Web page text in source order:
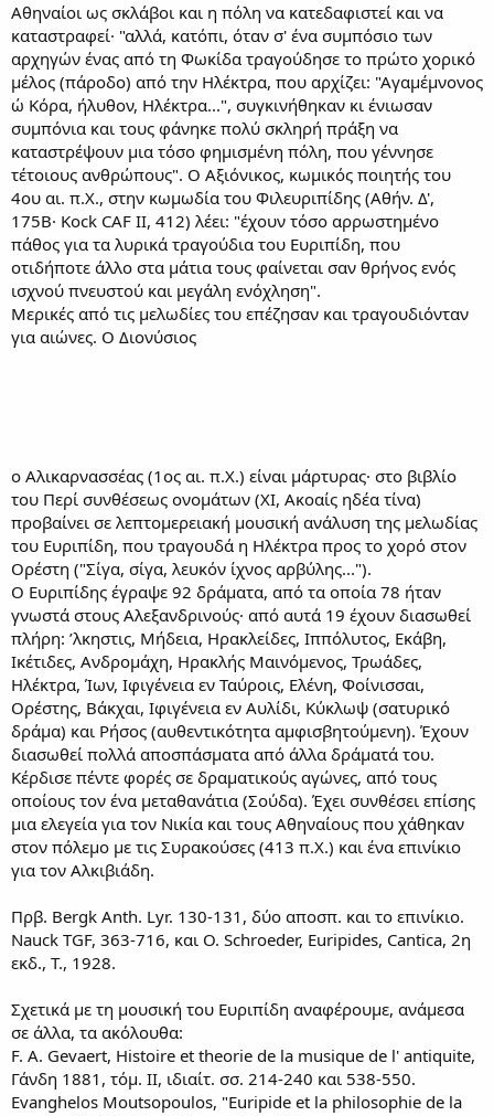
Αθηναίοι ως σκλάβοι και η πόλη να κατεδαφιστεί και να
καταστραφεί· "αλλά, κατόπι, όταν σ' ένα συμπόσιο των
αρχηγών ένας από τη Φωκίδα τραγούδησε το πρώτο χορικό
μέλος (πάροδο) από την Ηλέκτρα, που αρχίζει: "Αγαμέμνονος
ώ Κόρα, ήλυθον, Ηλέκτρα...", συγκινήθηκαν κι ένιωσαν
συμπόνια και τους φάνηκε πολύ σκληρή πράξη να
καταστρέψουν μια τόσο φημισμένη πόλη, που γέννησε
τέτοιους ανθρώπους". Ο Αξιόνικος, κωμικός ποιητής του
4ου αι. π.Χ., στην κωμωδία του Φιλευριπίδης (Αθήν. Δ',
175Β· Kock CAF ΙΙ, 412) λέει: "έχουν τόσο αρρωστημένο
πάθος για τα λυρικά τραγούδια του Ευριπίδη, που
οτιδήποτε άλλο στα μάτια τους φαίνεται σαν θρήνος ενός
ισχνού πνευστού και μεγάλη ενόχληση".
Μερικές από τις μελωδίες του επέζησαν και τραγουδιόνταν
για αιώνες. Ο Διονύσιος
ο Αλικαρνασσέας (1ος αι. π.Χ.) είναι μάρτυρας· στο βιβλίο
του Περί συνθέσεως ονομάτων (XI, Ακοαίς ηδέα τίνα)
προβαίνει σε λεπτομερειακή μουσική ανάλυση της μελωδίας
του Ευριπίδη, που τραγουδά η Ηλέκτρα προς το χορό στον
Ορέστη ("Σίγα, σίγα, λευκόν ίχνος αρβύλης...").
Ο Ευριπίδης έγραψε 92 δράματα, από τα οποία 78 ήταν
γνωστά στους Αλεξανδρινούς· από αυτά 19 έχουν διασωθεί
πλήρη: ’λκηστις, Μήδεια, Ηρακλείδες, Ιππόλυτος, Εκάβη,
Ικέτιδες, Ανδρομάχη, Ηρακλής Μαινόμενος, Τρωάδες,
Ηλέκτρα, Ίων, Ιφιγένεια εν Ταύροις, Ελένη, Φοίνισσαι,
Ορέστης, Βάκχαι, Ιφιγένεια εν Αυλίδι, Κύκλωψ (σατυρικό
δράμα) και Ρήσος (αυθεντικότητα αμφισβητούμενη). Έχουν
διασωθεί πολλά αποσπάσματα από άλλα δράματά του.
Κέρδισε πέντε φορές σε δραματικούς αγώνες, από τους
οποίους τον ένα μεταθανάτια (Σούδα). Έχει συνθέσει επίσης
μια ελεγεία για τον Νικία και τους Αθηναίους που χάθηκαν
στον πόλεμο με τις Συρακούσες (413 π.Χ.) και ένα επινίκιο
για τον Αλκιβιάδη.
Πρβ. Bergk Anth. Lyr. 130-131, δύο αποσπ. και το επινίκιο.
Nauck TGF, 363-716, και Ο. Schroeder, Euripides, Cantica, 2η
εκδ., Τ., 1928.
Σχετικά με τη μουσική του Ευριπίδη αναφέρουμε, ανάμεσα
σε άλλα, τα ακόλουθα:
F. Α. Gevaert, Histoire et theorie de la musique de l' antiquite,
Γάνδη 1881, τόμ. II, ιδιαίτ. σσ. 214-240 και 538-550.
Evanghelos Moutsopoulos, "Euripide et la philosophie de la